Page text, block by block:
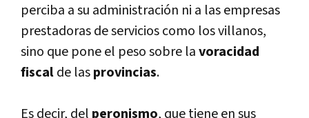
perciba a su administración ni a las empresas
prestadoras de servicios como los villanos,
sino que pone el peso sobre lavoracidad
fiscalde lasprovincias.
Es decir, del peronismo, que tiene en sus